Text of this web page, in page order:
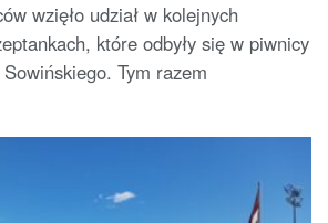
wzięło udział w kolejnych
które odbyły się w piwnicy
Tym razem